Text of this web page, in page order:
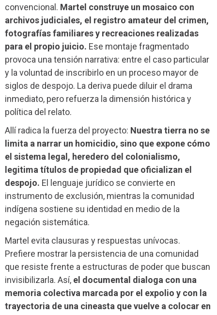
convencional. Martel construye un mosaico con
archivos judiciales, el registro amateur del crimen,
fotografías familiares y recreaciones realizadas
para el propio juicio. Ese montaje fragmentado
provoca una tensión narrativa: entre el caso particular
y la voluntad de inscribirlo en un proceso mayor de
siglos de despojo. La deriva puede diluir el drama
inmediato, pero refuerza la dimensión histórica y
política del relato.
Allí radica la fuerza del proyecto: Nuestra tierra no se
limita a narrar un homicidio, sino que expone cómo
el sistema legal, heredero del colonialismo,
legitima títulos de propiedad que oficializan el
despojo. El lenguaje jurídico se convierte en
instrumento de exclusión, mientras la comunidad
indígena sostiene su identidad en medio de la
negación sistemática.
Martel evita clausuras y respuestas unívocas.
Prefiere mostrar la persistencia de una comunidad
que resiste frente a estructuras de poder que buscan
invisibilizarla. Así, el documental dialoga con una
memoria colectiva marcada por el expolio y con la
trayectoria de una cineasta que vuelve a colocar en